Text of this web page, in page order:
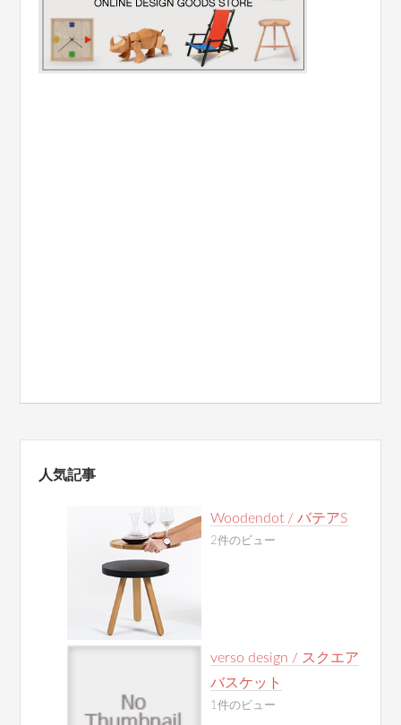
人気記事
Woodendot / バテアS
2件のビュー
verso design / スクエア
バスケット
1件のビュー